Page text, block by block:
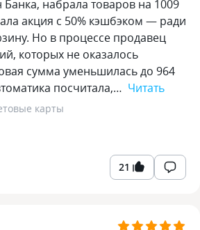
набрала товаров на 1009
акция с 50% кэшбэком — ради
Но в процессе продавец
которых не оказалось
сумма уменьшилась до 964
посчитала,… Читать
карты
21